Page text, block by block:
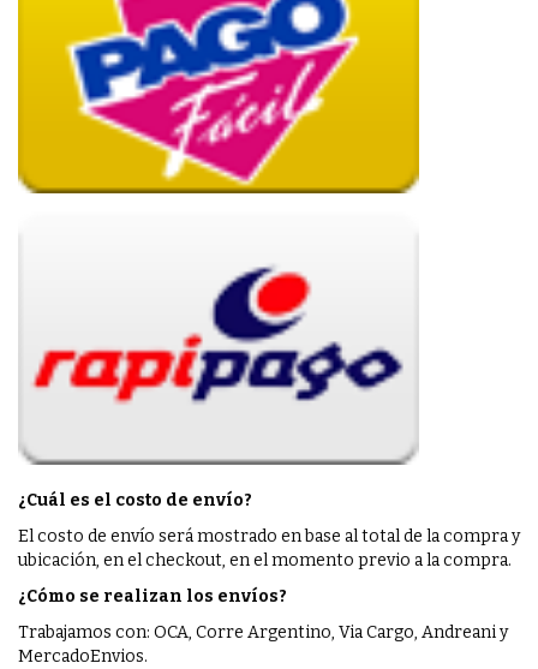
¿Cuál es el costo de envío?
El costo de envío será mostrado en base al total de la compra y
ubicación, en el checkout, en el momento previo a la compra.
¿Cómo se realizan los envíos?
Trabajamos con: OCA, Corre Argentino, Via Cargo, Andreani y
MercadoEnvios.